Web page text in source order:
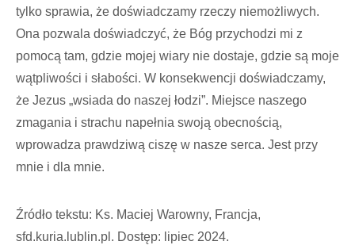
tylko sprawia, że doświadczamy rzeczy niemożliwych.
Ona pozwala doświadczyć, że Bóg przychodzi mi z
pomocą tam, gdzie mojej wiary nie dostaje, gdzie są moje
wątpliwości i słabości. W konsekwencji doświadczamy,
że Jezus „wsiada do naszej łodzi”. Miejsce naszego
zmagania i strachu napełnia swoją obecnością,
wprowadza prawdziwą ciszę w nasze serca. Jest przy
mnie i dla mnie.
Źródło tekstu: Ks. Maciej Warowny, Francja,
sfd.kuria.lublin.pl. Dostęp: lipiec 2024.